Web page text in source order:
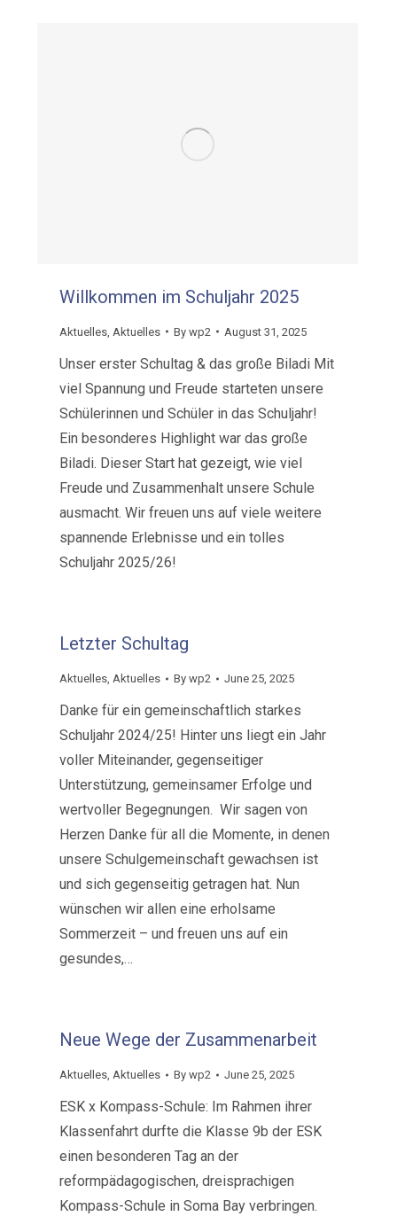
Willkommen im Schuljahr 2025
Aktuelles Aktuelles Bywp2 August 31, 2025
Unser erster Schultag & das große Biladi Mit
viel Spannung und Freude starteten unsere
Schülerinnen und Schüler in das Schuljahr!
Ein besonderes Highlight war das große
Biladi. Dieser Start hat gezeigt, wie viel
Freude und Zusammenhalt unsere Schule
ausmacht. Wir freuen uns auf viele weitere
spannende Erlebnisse und ein tolles
Schuljahr 2025/26!
Letzter Schultag
Aktuelles,Aktuelles Bywp2 June 25, 2025
Danke für ein gemeinschaftlich starkes
Schuljahr 2024/25! Hinter uns liegt ein Jahr
voller Miteinander, gegenseitiger
Unterstützung, gemeinsamer Erfolge und
wertvoller Begegnungen. Wir sagen von
Herzen Danke für all die Momente, in denen
unsere Schulgemeinschaft gewachsen ist
und sich gegenseitig getragen hat. Nun
wünschen wir allen eine erholsame
Sommerzeit – und freuen uns auf ein
gesundes,…
Neue Wege der Zusammenarbeit
Aktuelles,Aktuelles Bywp2 June 25, 2025
ESK x Kompass-Schule: Im Rahmen ihrer
Klassenfahrt durfte die Klasse 9b der ESK
einen besonderen Tag an der
reformpädagogischen, dreisprachigen
Kompass-Schule in Soma Bay verbringen.